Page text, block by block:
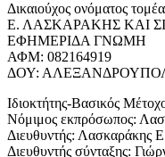
Δικαιούχος ονόματος
Ε. ΛΑΣΚΑΡΑΚΗΣ ΚΑΙ
ΕΦΗΜΕΡΙΔΑ ΓΝΩΜΗ
ΑΦΜ: 082164919
ΔΟΥ:
Ιδιοκτήτης-Βασικός
Νόμιμος εκπρόσωπος:
Διευθυντής: Λασκαράκης
Διευθυντής σύνταξης: